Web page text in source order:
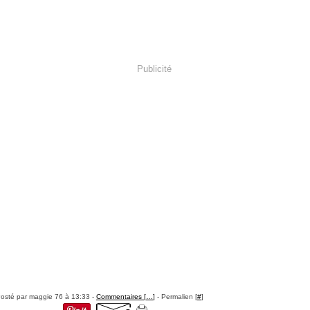
Publicité
par maggie 76 à 13:33 - Commentaires [ ] - Permalien [#]